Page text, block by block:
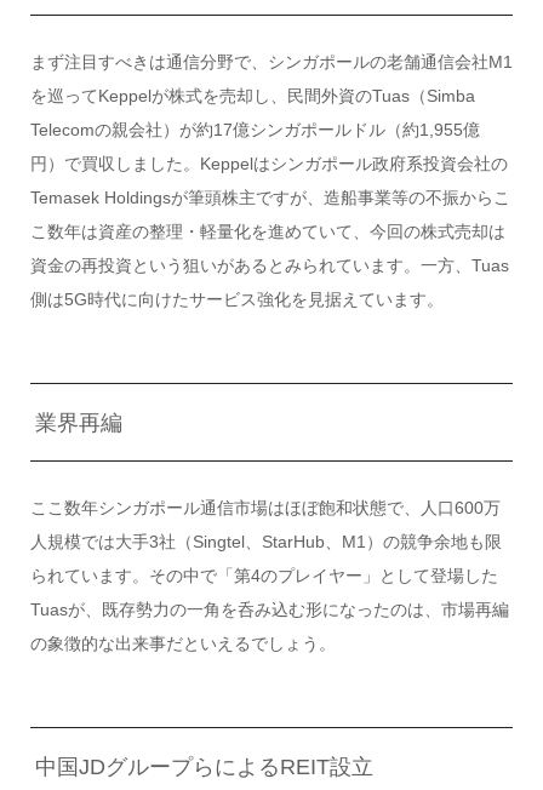
まず注目すべきは通信分野で、シンガポールの老舗通信会社M1
を巡ってKeppelが株式を売却し、民間外資のTuas（Simba
Telecomの親会社）が約17億シンガポールドル（約1,955億
円）で買収しました。Keppelはシンガポール政府系投資会社の
Temasek Holdingsが筆頭株主ですが、造船事業等の不振からこ
こ数年は資産の整理・軽量化を進めていて、今回の株式売却は
資金の再投資という狙いがあるとみられています。一方、Tuas
側は5G時代に向けたサービス強化を見据えています。
業界再編
ここ数年シンガポール通信市場はほぼ飽和状態で、人口600万
人規模では大手3社（Singtel、StarHub、M1）の競争余地も限
られています。その中で「第4のプレイヤー」として登場した
Tuasが、既存勢力の一角を呑み込む形になったのは、市場再編
の象徴的な出来事だといえるでしょう。
中国JDグループらによるREIT設立